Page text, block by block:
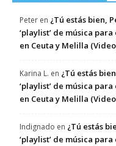
Peter en ¿Tú estás bien,
‘playlist’ de música
en Ceuta y Melilla
Karina L. en ¿Tú estás
‘playlist’ de música
en Ceuta y Melilla
Indignado en ¿Tú estás
‘playlist’ de música